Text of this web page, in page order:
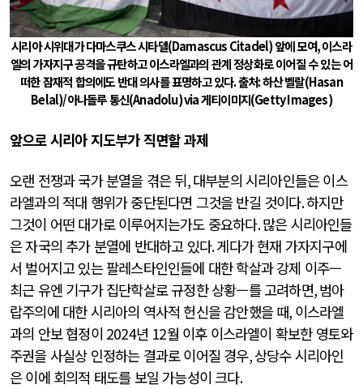
시리아 시위대가 다마스쿠스 시타델(Damascus Citadel)앞에 모여,이스라
엘의 가자지구 공격을 규탄하고 이스라엘과의 관계 정상화로 이어질 수 있는 어
떠한 잠재적 합의에도 반대 의사를 표명하고 있다.출처:하산 벨랄(Hasan
Belal)/아나돌루 통신(Anadolu) via게티이미지(Getty Images)
앞으로 시리아 지도부가 직면할 과제
오랜 전쟁과 국가 분열을 겪은 뒤,대부분의 시리아인들은 이스
라엘과의 적대 행위가 중단된다면 그것을 반길 것이다.하지만
그것이 어떤 대가로 이루어지는가도 중요하다.많은 시리아인들
은 자국의 추가 분열에 반대하고 있다.게다가 현재 가자지구에
서 벌어지고 있는 팔레스타인인들에 대한 학살과 강제 이주—
최근 유엔 기구가 집단학살로 규정한 상황—를 고려하면,범아
랍주의에 대한 시리아의 역사적 헌신을 감안했을 때, 이스라엘
과의 안보 협정이 2024년 12월 이후 이스라엘이 확보한 영토와
주권을 사실상 인정하는 결과로 이어질 경우,상당수 시리아인
은 이에 회의적 태도를 보일 가능성이 크다.